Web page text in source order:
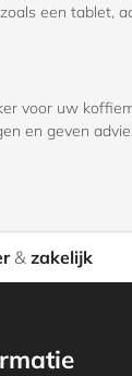
een tablet,
voor uw
en geven
&zakelijk